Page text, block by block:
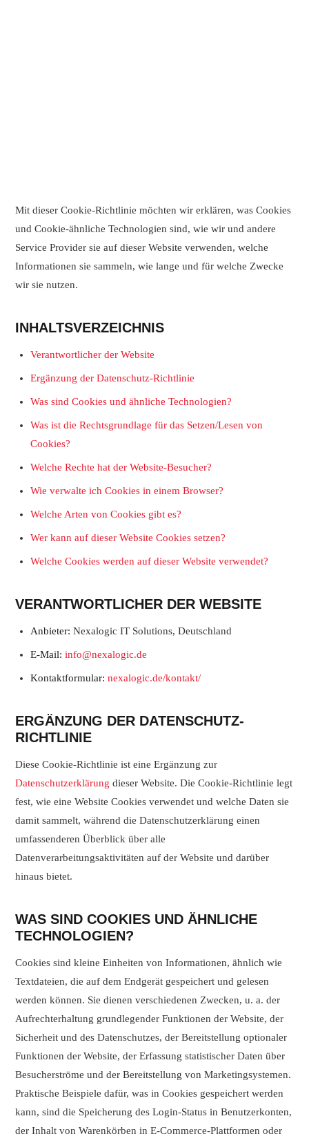
Mit dieser Cookie-Richtlinie möchten wir erklären, was Cookies
und Cookie-ähnliche Technologien sind, wie wir und andere
Service Provider sie auf dieser Website verwenden, welche
Informationen sie sammeln, wie lange und für welche Zwecke
wir sie nutzen.
INHALTSVERZEICHNIS
Verantwortlicher der Website
Ergänzung der Datenschutz-Richtlinie
Was sind Cookies und ähnliche Technologien?
Was ist die Rechtsgrundlage für das Setzen/Lesen von
Cookies?
Welche Rechte hat der Website-Besucher?
Wie verwalte ich Cookies in einem Browser?
Welche Arten von Cookies gibt es?
Wer kann auf dieser Website Cookies setzen?
Welche Cookies werden auf dieser Website verwendet?
VERANTWORTLICHER DER WEBSITE
Anbieter:Nexalogic IT Solutions, Deutschland
E-Mail:info@nexalogic.de
Kontaktformular:nexalogic.de/kontakt/
ERGÄNZUNG DER DATENSCHUTZ-
RICHTLINIE
Diese Cookie-Richtlinie ist eine Ergänzung zur
Datenschutzerklärung dieser Website. Die Cookie-Richtlinie legt
fest, wie eine Website Cookies verwendet und welche Daten sie
damit sammelt, während die Datenschutzerklärung einen
umfassenderen Überblick über alle
Datenverarbeitungsaktivitäten auf der Website und darüber
hinaus bietet.
WAS SIND COOKIES UND ÄHNLICHE
TECHNOLOGIEN?
Cookies sind kleine Einheiten von Informationen, ähnlich wie
Textdateien, die auf dem Endgerät gespeichert und gelesen
werden können. Sie dienen verschiedenen Zwecken, u. a. der
Aufrechterhaltung grundlegender Funktionen der Website, der
Sicherheit und des Datenschutzes, der Bereitstellung optionaler
Funktionen der Website, der Erfassung statistischer Daten über
Besucherströme und der Bereitstellung von Marketingsystemen.
Praktische Beispiele dafür, was in Cookies gespeichert werden
kann, sind die Speicherung des Login-Status in Benutzerkonten,
der Inhalt von Warenkörben in E-Commerce-Plattformen oder